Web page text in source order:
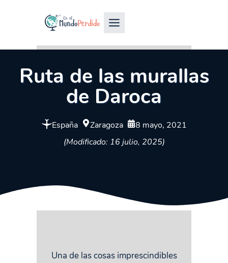
Ruta de las murallas
de Daroca
España Zaragoza
8 mayo, 2021
(Modificado: 16 julio, 2025)
Una de las cosas imprescindibles